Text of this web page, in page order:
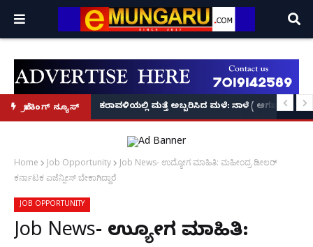
ಬ್ರೇಕಿಂಗ್ ನ್ಯೂಸ್‘ಭಕ್ತ ಪ್ರಹ್ಲಾದ’, ‘ಹೇ ರಾಮ್’!
ಕರಾವಳಿಯಲ್ಲಿ ಮತ್ತೆ ಅಬ್ಬರಿಸಿದ ಮಳೆ: ನಾಳೆ ( ಆಗಷ್ಟ್ 8)
Home Job Opportunity
Job News- ಉದ್ಯೋಗ ಮಾಹಿತಿ: ಮಹೀಂದ್ರ ಡೀಲರ್
ಕರ್ನಾಟಕ ಏಜೆನ್ಸೀಸ್ ಬೇಕಾಗಿದ್ದಾರೆ
JOB OPPORTUNITY
Job News- ಉದ್ಯೋಗ ಮಾಹಿತಿ: